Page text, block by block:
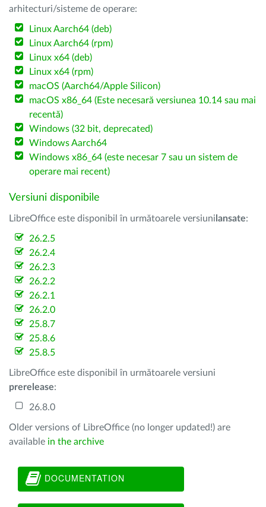
arhitecturi/sisteme de operare:
Linux Aarch64 (deb)
Linux Aarch64 (rpm)
Linux x64 (deb)
Linux x64 (rpm)
macOS (Aarch64/Apple Silicon)
macOS x86_64 (Este necesară versiunea 10.14 sau mai
recentă)
Windows (32 bit, deprecated)
Windows Aarch64
Windows x86_64 (este necesar 7 sau un sistem de
operare mai recent)
Versiuni disponibile
LibreOffice este disponibil în următoarele versiuni lansate:
26.2.5
26.2.4
26.2.3
26.2.2
26.2.1
26.2.0
25.8.7
25.8.6
25.8.5
LibreOffice este disponibil în următoarele versiuni
prerelease:
26.8.0
Older versions of LibreOffice (no longer updated!) are
available in the archive
DOCUMENTATION